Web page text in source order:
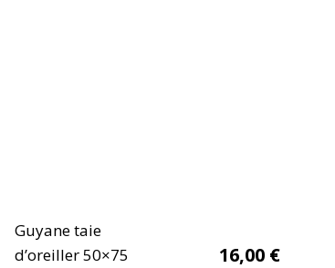
Guyane taie
d’oreiller 50×75
16,00 €